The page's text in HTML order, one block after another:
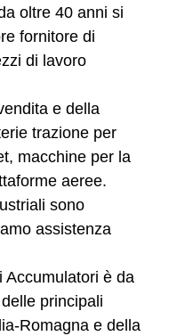
oltre 40 anni si
fornitore di
di lavoro
e della
trazione per
macchine per la
aeree.
sono
assistenza
Accumulatori è da
principali
Romagna e della